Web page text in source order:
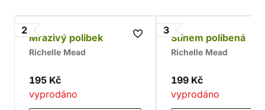
2
Mrazivý polibek
Richelle Mead
195 Kč
vyprodáno
3
Stínem políbená
Richelle Mead
199 Kč
vyprodáno